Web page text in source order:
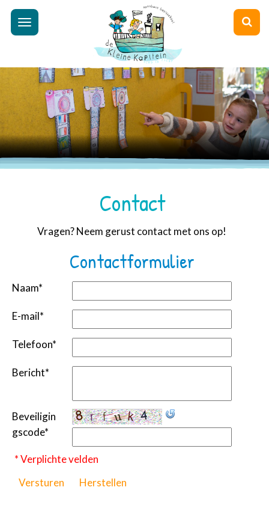
Toggle
Contact
Vragen? Neem gerust contact met ons op!
Contactformulier
Naam*
E-mail*
Telefoon*
Bericht*
Beveiligin
gscode*
* Verplichte velden
Versturen
Herstellen